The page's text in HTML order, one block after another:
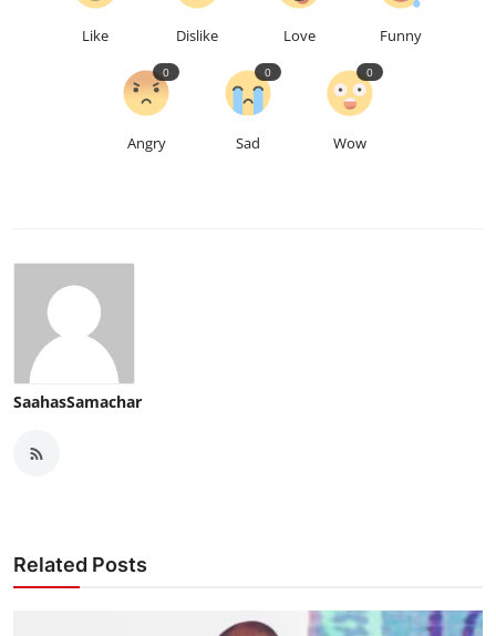
Like Dislike Love Funny
Angry
0
Sad
0
Wow
0
SaahasSamachar
Related Posts